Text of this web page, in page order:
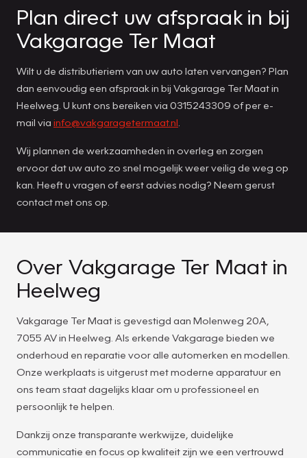
Plan direct uw afspraak in bij
Vakgarage Ter Maat
Wilt u de distributieriem van uw auto laten vervangen? Plan
dan eenvoudig een afspraak in bij Vakgarage Ter Maat in
Heelweg. U kunt ons bereiken via 0315243309 of per e-
mail via info@vakgaragetermaat.nl
Wij plannen de werkzaamheden in overleg en zorgen
ervoor dat uw auto zo snel mogelijk weer veilig de weg op
kan. Heeft u vragen of eerst advies nodig? Neem gerust
contact met ons op.
Over Vakgarage Ter Maat in
Heelweg
Vakgarage Ter Maat is gevestigd aan Molenweg 20A,
7055 AV in Heelweg. Als erkende Vakgarage bieden we
onderhoud en reparatie voor alle automerken en modellen.
Onze werkplaats is uitgerust met moderne apparatuur en
ons team staat dagelijks klaar om u professioneel en
persoonlijk te helpen.
Dankzij onze transparante werkwijze, duidelijke
communicatie en focus op kwaliteit zijn we een vertrouwd